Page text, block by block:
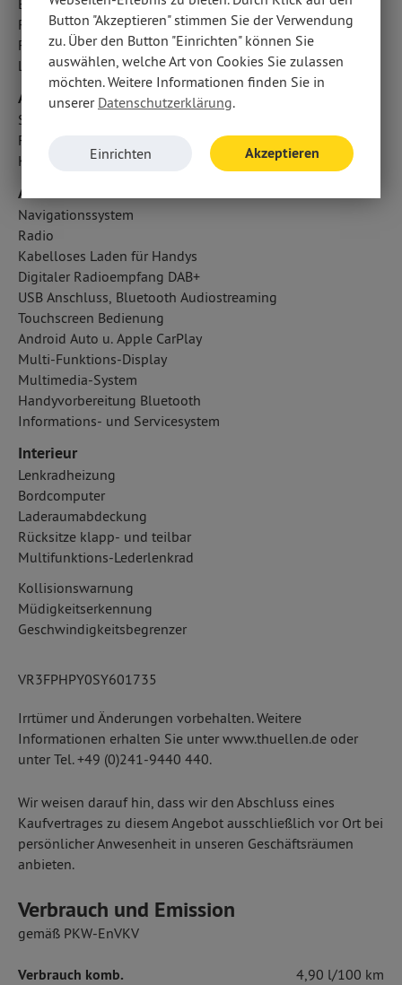
Berganfahrhilfe
Reifendruckverlust-Warnung
Fahrlichtautomatik
Lichtsensor
Airbags
Seitenairbag vorn
Fahrer- /Beifahrerairbag
Kopfairbag vorn und hinten
Audio & Kommunikation
Navigationssystem
Radio
Kabelloses Laden für Handys
Digitaler Radioempfang DAB+
USB Anschluss, Bluetooth Audiostreaming
Touchscreen Bedienung
Android Auto u. Apple CarPlay
Multi-Funktions-Display
Multimedia-System
Handyvorbereitung Bluetooth
Informations- und Servicesystem
Interieur
Lenkradheizung
Bordcomputer
Laderaumabdeckung
Rücksitze klapp- und teilbar
Multifunktions-Lederlenkrad
Kollisionswarnung
Müdigkeitserkennung
Geschwindigkeitsbegrenzer
VR3FPHPY0SY601735
Irrtümer und Änderungen vorbehalten. Weitere
Informationen erhalten Sie unter www.thuellen.de oder
unter Tel. +49 (0)241-9440 440.
Wir weisen darauf hin, dass wir den Abschluss eines
Kaufvertrages zu diesem Angebot ausschließlich vor Ort bei
persönlicher Anwesenheit in unseren Geschäftsräumen
anbieten.
Verbrauch und Emission
gemäß PKW-EnVKV
Verbrauch komb. 4,90 l/100 km
Button "Akzeptieren" stimmen Sie der Verwendung
zu. Über den Button "Einrichten" können Sie
auswählen, welche Art von Cookies Sie zulassen
möchten. Weitere Informationen finden Sie in
unserer Datenschutzerklärung.
Einrichten Akzeptieren